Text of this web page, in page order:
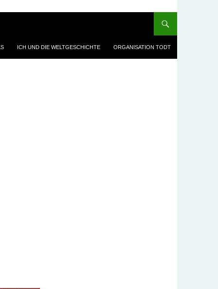
ICH UND DIE WELTGESCHICHTE ORGANISATION TODT